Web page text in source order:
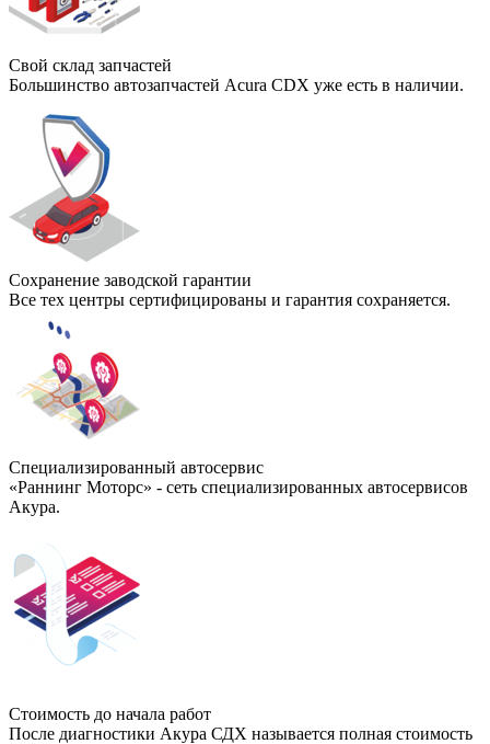
Свой склад запчастей
Большинство автозапчастей Acura CDX уже есть в наличии.
Сохранение заводской гарантии
Все тех центры сертифицированы и гарантия сохраняется.
Специализированный автосервис
«Раннинг Моторс» - сеть специализированных автосервисов
Акура.
Стоимость до начала работ
После диагностики Акура СДХ называется полная стоимость